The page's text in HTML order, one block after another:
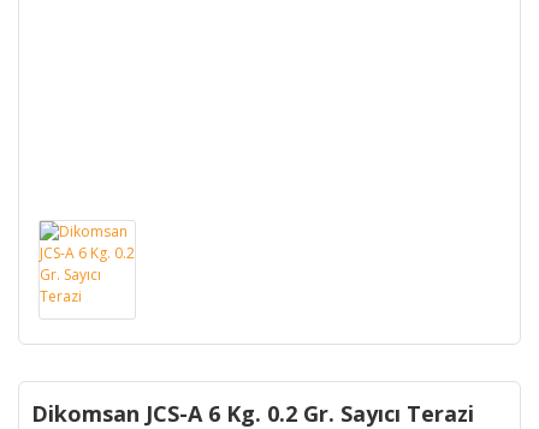
Dikomsan JCS-A 6 Kg. 0.2 Gr. Sayıcı Terazi